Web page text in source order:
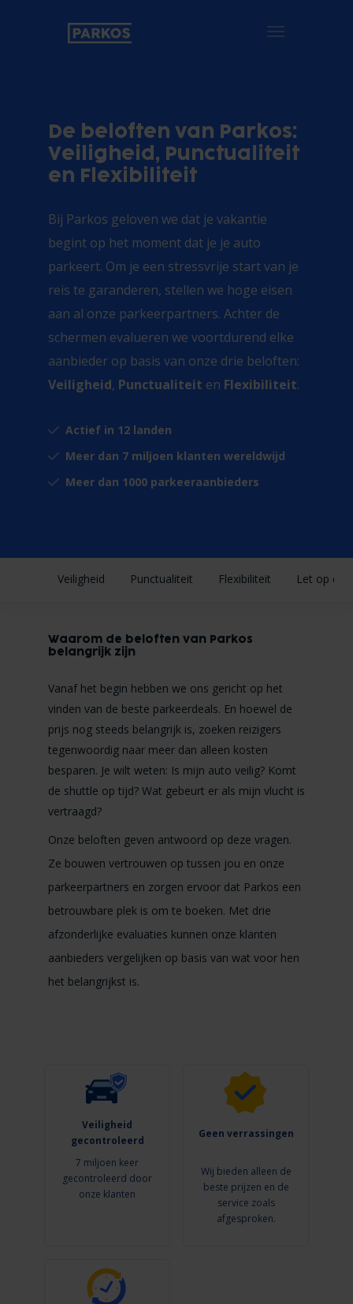
Toggle
De beloften van Parkos:
Veiligheid, Punctualiteit
en Flexibiliteit
Bij Parkos geloven we dat je vakantie
begint op het moment dat je je auto
parkeert. Om je een stressvrije start van je
reis te garanderen, stellen we hoge eisen
aan al onze parkeerpartners. Achter de
schermen evalueren we voortdurend elke
aanbieder op basis van onze drie beloften:
Veiligheid, Punctualiteit en Flexibiliteit.
Actief in 12 landen
Meer dan 7 miljoen klanten wereldwijd
Meer dan 1000 parkeeraanbieders
Veiligheid Punctualiteit Flexibiliteit Let op de
Waarom de beloften van Parkos
belangrijk zijn
Vanaf het begin hebben we ons gericht op het
vinden van de beste parkeerdeals. En hoewel de
prijs nog steeds belangrijk is, zoeken reizigers
tegenwoordig naar meer dan alleen kosten
besparen. Je wilt weten: Is mijn auto veilig? Komt
de shuttle op tijd? Wat gebeurt er als mijn vlucht is
vertraagd?
Onze beloften geven antwoord op deze vragen.
Ze bouwen vertrouwen op tussen jou en onze
parkeerpartners en zorgen ervoor dat Parkos een
betrouwbare plek is om te boeken. Met drie
afzonderlijke evaluaties kunnen onze klanten
aanbieders vergelijken op basis van wat voor hen
het belangrijkst is.
Veiligheid
gecontroleerd
7 miljoen keer
gecontroleerd door
onze klanten
Geen verrassingen
Wij bieden alleen de
beste prijzen en de
service zoals
afgesproken.